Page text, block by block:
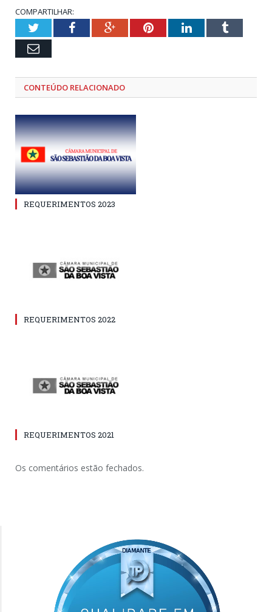
COMPARTILHAR:
TwitterFacebookGoogle+PinterestLinkedInTumblr
Email
CONTEÚDO RELACIONADO
REQUERIMENTOS 2023
REQUERIMENTOS 2022
REQUERIMENTOS 2021
Os comentários estão fechados.